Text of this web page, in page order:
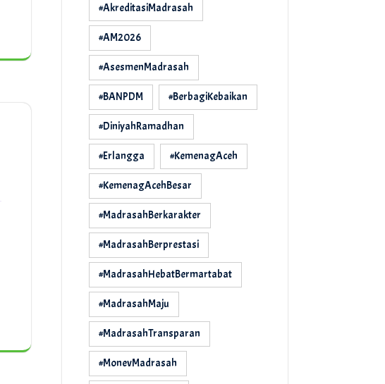
#AkreditasiMadrasah
#AM2026
#AsesmenMadrasah
#BANPDM #BerbagiKebaikan
#DiniyahRamadhan
#Erlangga #KemenagAceh
#KemenagAcehBesar
#MadrasahBerkarakter
#MadrasahBerprestasi
#MadrasahHebatBermartabat
#MadrasahMaju
#MadrasahTransparan
#MonevMadrasah